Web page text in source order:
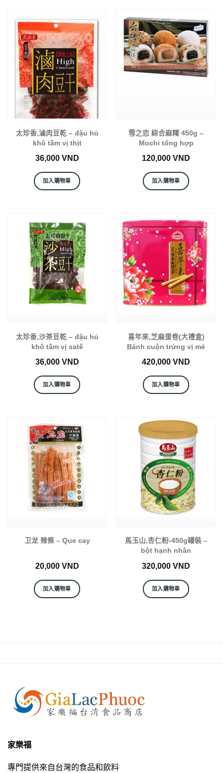
太珍香,滷肉豆乾 – đậu hủ
khô tầm vị thịt
36,000 VND
加入購物車
雪之恋 綜合麻糬 450g –
Mochi tổng hợp
120,000 VND
加入購物車
太珍香,沙茶豆乾 – đậu hủ
khô tầm vị satế
36,000 VND
加入購物車
喜年來,芝麻蛋卷(大禮盒)
Bánh cuộn trứng vị mè
420,000 VND
加入購物車
卫龙 辣條 – Que cay
20,000 VND
加入購物車
馬玉山,杏仁粉-450g罐裝 –
bột hạnh nhân
320,000 VND
加入購物車
家樂福
專門提供來自台灣的食品和飲料